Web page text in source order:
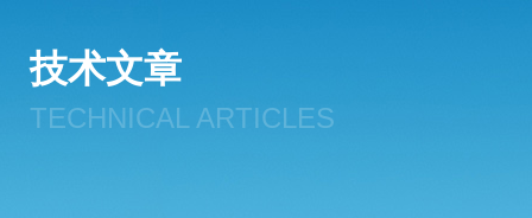
技术文章
TECHNICAL ARTICLES